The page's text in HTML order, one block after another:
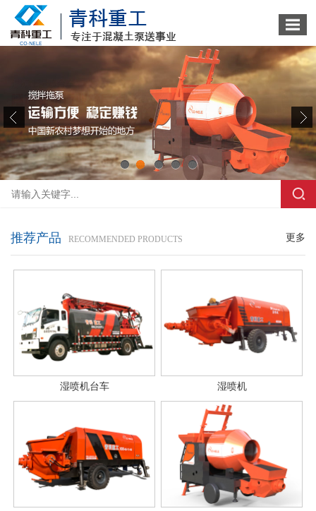
1 2 3
更多
推荐产品 RECOMMENDED PRODUCTS
湿喷机台车 湿喷机